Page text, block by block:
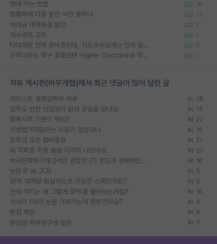
편애 하는 방법 16
랩홈피에 다들 본인 사진 올리냐 13
역대급 대학원생 빌런 2
석사생의 고민 2
타대학원 컨텍 준비중인데, 지도교수님께는 언제 말씀드려야 할까요? 2
우리나라도 학구 열풍보면 Higher Doctorate 학위가 필요하다고 봅니다. 2
자유 게시판(아무개랩)에서 최근 댓글이 많이 달린 글
카이스트 경영공학부 서류 28
입학도 안한 신입생이 원래 관심을 받나요 14
물박사의 기준이 뭐임? 22
신생랩가지말라는 이유가 있었구나 16
장학금 모은 랩비통장 21
AI 학회들 거품 슬슬 지적이 나오네요 27
박사진학하기에 2억은 괜찮은 (?) 정도의 경제력인가요 16
논문 IF vs JCR 5
SPK 대학원 현실적으로 가능한 스펙인가요? 5
근데 여기는 왜 그렇게 SPK를 물어보는거임? 16
석사가 1저자 논문 가져가는게 흔한건가요? 5
면접 복장 5
편입생 학부연구생 질문 7